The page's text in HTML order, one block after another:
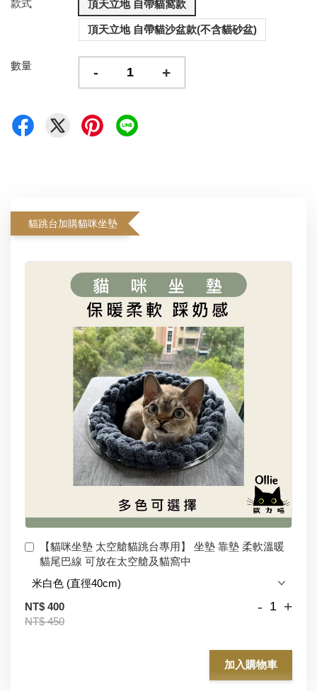
款式 頂天立地 自帶貓窩款
頂天立地 自帶貓沙盆款(不含貓砂盆)
數量 - +
貓跳台加購貓咪坐墊
【貓咪坐墊 太空艙貓跳台專用】 坐墊 靠墊 柔軟溫暖
貓尾巴線 可放在太空艙及貓窩中
NT$ 400
NT$ 450
- +
加入購物車